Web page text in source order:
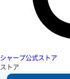
シャープ公式ストア
ストア